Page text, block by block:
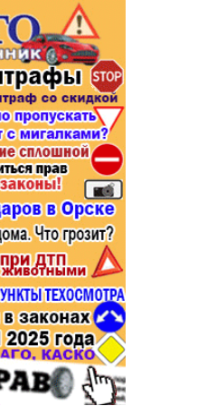
Телекоммуникации и связь
Торговля
Бизнес и финансы
Юристы, Экспертиза, Страхование
Ремонт
Социальные организации
Это интересно
Администрация